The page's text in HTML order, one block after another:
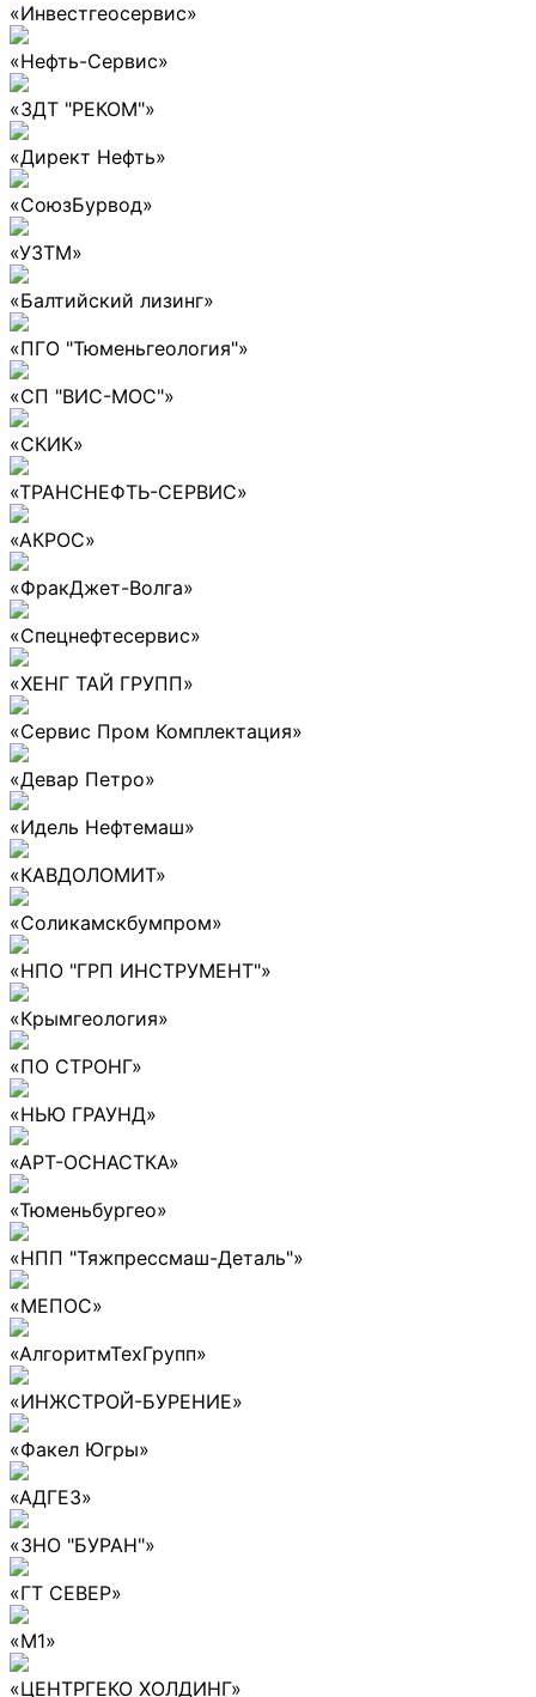
«Инвестгеосервис»
«Нефть-Сервис»
«ЗДТ "РЕКОМ"»
«Директ Нефть»
«СоюзБурвод»
«УЗТМ»
«Балтийский лизинг»
«ПГО "Тюменьгеология"»
«СП "ВИС-МОС"»
«СКИК»
«ТРАНСНЕФТЬ-СЕРВИС»
«АКРОС»
«ФракДжет-Волга»
«Спецнефтесервис»
«ХЕНГ ТАЙ ГРУПП»
«Сервис Пром Комплектация»
«Девар Петро»
«Идель Нефтемаш»
«КАВДОЛОМИТ»
«Соликамскбумпром»
«НПО "ГРП ИНСТРУМЕНТ"»
«Крымгеология»
«ПО СТРОНГ»
«НЬЮ ГРАУНД»
«АРТ-ОСНАСТКА»
«Тюменьбургео»
«НПП "Тяжпрессмаш-Деталь"»
«МЕПОС»
«АлгоритмТехГрупп»
«ИНЖСТРОЙ-БУРЕНИЕ»
«Факел Югры»
«АДГЕЗ»
«ЗНО "БУРАН"»
«ГТ СЕВЕР»
«М1»
«ЦЕНТРГЕКО ХОЛДИНГ»